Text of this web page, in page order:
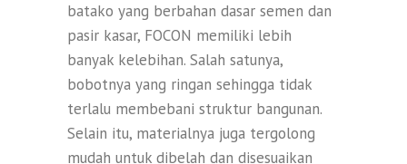
batako yang berbahan dasar semen dan
pasir kasar, FOCON memiliki lebih
banyak kelebihan. Salah satunya,
bobotnya yang ringan sehingga tidak
terlalu membebani struktur bangunan.
Selain itu, materialnya juga tergolong
mudah untuk dibelah dan disesuaikan